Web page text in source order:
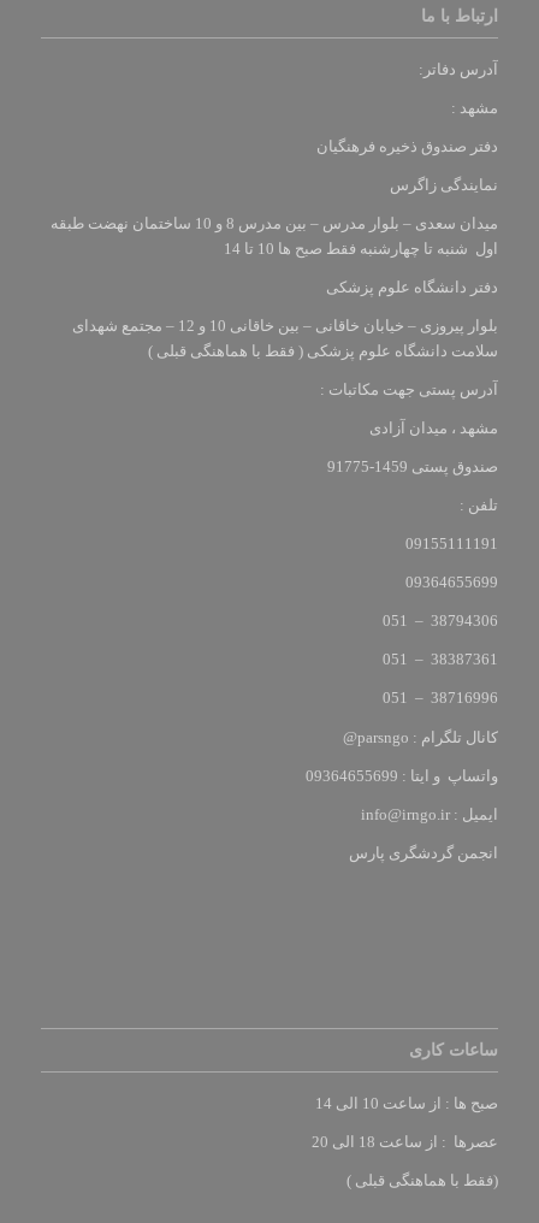
ارتباط با ما
آدرس دفاتر:
مشهد :
دفتر صندوق ذخیره فرهنگیان
نمایندگی زاگرس
میدان سعدی – بلوار مدرس – بین مدرس 8 و 10 ساختمان نهضت طبقه
اول شنبه تا چهارشنبه فقط صبح ها 10 تا 14
دفتر دانشگاه علوم پزشکی
بلوار پیروزی – خیابان خاقانی – بین خاقانی 10 و 12 – مجتمع شهدای
سلامت دانشگاه علوم پزشکی ( فقط با هماهنگی قبلی )
آدرس پستی جهت مکاتبات :
مشهد ، میدان آزادی
صندوق پستی 1459-91775
تلفن :
09155111191
09364655699
38794306 – 051
38387361 – 051
38716996 – 051
کانال تلگرام : parsngo@
واتساپ و ایتا : 09364655699
ایمیل : info@irngo.ir
انجمن گردشگری پارس
ساعات کاری
صبح ها : از ساعت 10 الی 14
عصرها : از ساعت 18 الی 20
(فقط با هماهنگی قبلی )